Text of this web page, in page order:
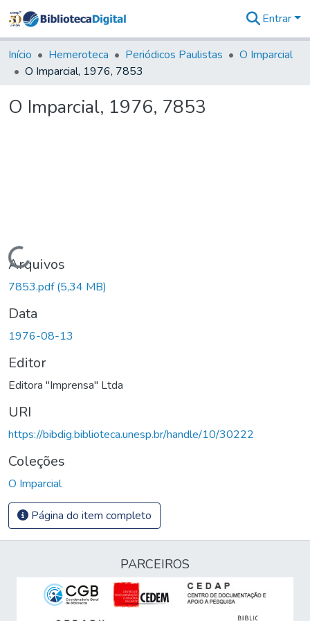
&
Coleções
Tudo na
Digital
Entrar
Início Hemeroteca Periódicos Paulistas
O Imparcial
O Imparcial, 1976, 7853
O Imparcial, 1976, 7853
Carregando...
Arquivos
7853.pdf(5,34 MB)
Data
1976-08-13
Editor
Editora "Imprensa" Ltda
URI
https://bibdig.biblioteca.unesp.br/handle/10/30222
Coleções
O Imparcial
Página do item completo
PARCEIROS